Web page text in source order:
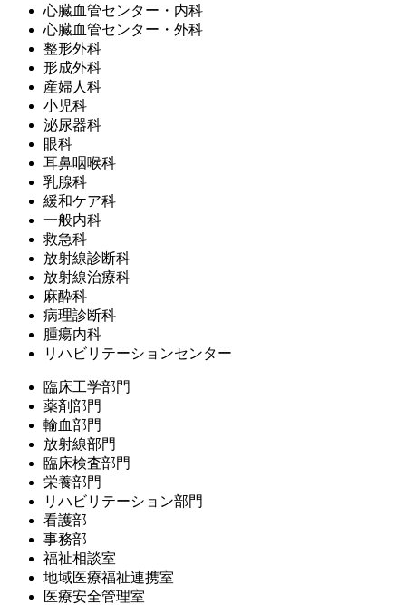
心臓血管センター・内科
心臓血管センター・外科
整形外科
形成外科
産婦人科
小児科
泌尿器科
眼科
耳鼻咽喉科
乳腺科
緩和ケア科
一般内科
救急科
放射線診断科
放射線治療科
麻酔科
病理診断科
腫瘍内科
リハビリテーションセンター
臨床工学部門
薬剤部門
輸血部門
放射線部門
臨床検査部門
栄養部門
リハビリテーション部門
看護部
事務部
福祉相談室
地域医療福祉連携室
医療安全管理室